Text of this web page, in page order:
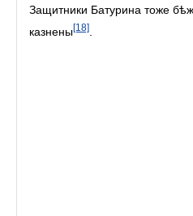
Защитники Батурина тоже
казнены[18]